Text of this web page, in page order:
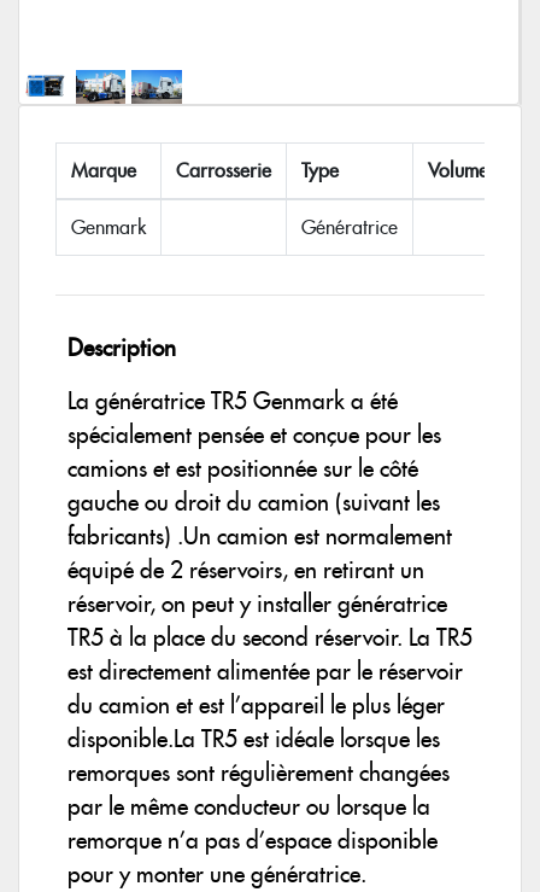
Marque Carrosserie Type Volume
Genmark Génératrice
Description
La génératrice TR5 Genmark a été
spécialement pensée et conçue pour les
camions et est positionnée sur le côté
gauche ou droit du camion (suivant les
fabricants) .Un camion est normalement
équipé de 2 réservoirs, en retirant un
réservoir, on peut y installer génératrice
TR5 à la place du second réservoir. La TR5
est directement alimentée par le réservoir
du camion et est l’appareil le plus léger
disponible.La TR5 est idéale lorsque les
remorques sont régulièrement changées
par le même conducteur ou lorsque la
remorque n’a pas d’espace disponible
pour y monter une génératrice.